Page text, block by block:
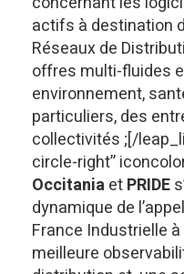
actifs à destination
Réseaux de
offres multi-fluides
environnement,
particuliers, des
collectivités ;[/
circle-right”
OccitaniaetPRIDE
dynamique de
France Industrielle
meilleure